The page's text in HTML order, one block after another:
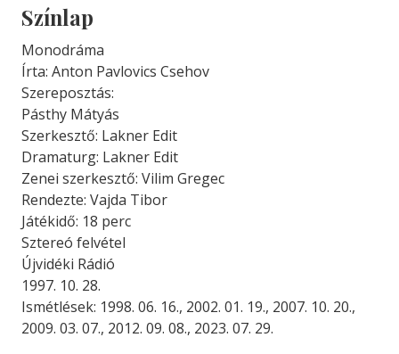
Színlap
Monodráma
Írta: Anton Pavlovics Csehov
Szereposztás:
Pásthy Mátyás
Szerkesztő: Lakner Edit
Dramaturg: Lakner Edit
Zenei szerkesztő: Vilim Gregec
Rendezte: Vajda Tibor
Játékidő: 18 perc
Sztereó felvétel
Újvidéki Rádió
1997. 10. 28.
Ismétlések: 1998. 06. 16., 2002. 01. 19., 2007. 10. 20.,
2009. 03. 07., 2012. 09. 08., 2023. 07. 29.